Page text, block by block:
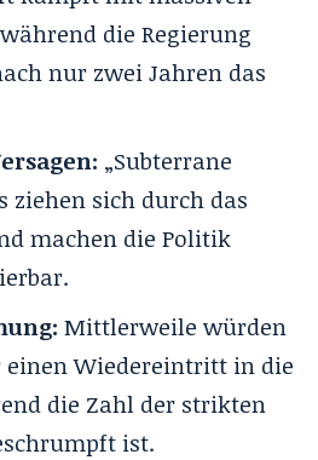
die Regierung
nur zwei Jahren das
„Subterrane
ziehen sich durch das
machen die Politik
Mittlerweile würden
einen Wiedereintritt in die
die Zahl der strikten
ist.